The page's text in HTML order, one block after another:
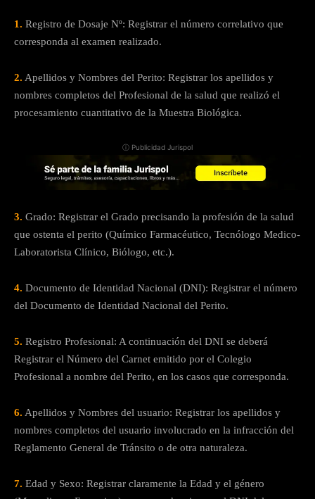
1. Registro de Dosaje Nº: Registrar el número correlativo que
corresponda al examen realizado.
2. Apellidos y Nombres del Perito: Registrar los apellidos y
nombres completos del Profesional de la salud que realizó el
procesamiento cuantitativo de la Muestra Biológica.
ⓘ Publicidad Jurispol
3. Grado: Registrar el Grado precisando la profesión de la salud
que ostenta el perito (Químico Farmacéutico, Tecnólogo Medico-
Laboratorista Clínico, Biólogo, etc.).
4. Documento de Identidad Nacional (DNI): Registrar el número
del Documento de Identidad Nacional del Perito.
5. Registro Profesional: A continuación del DNI se deberá
Registrar el Número del Carnet emitido por el Colegio
Profesional a nombre del Perito, en los casos que corresponda.
6. Apellidos y Nombres del usuario: Registrar los apellidos y
nombres completos del usuario involucrado en la infracción del
Reglamento General de Tránsito o de otra naturaleza.
7. Edad y Sexo: Registrar claramente la Edad y el género